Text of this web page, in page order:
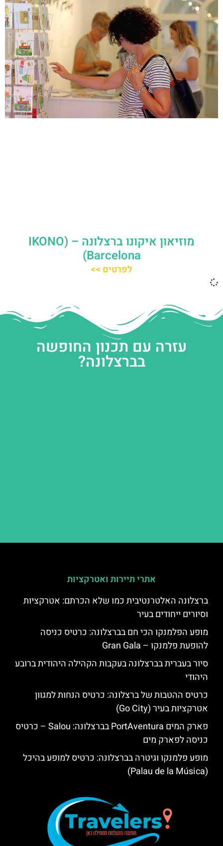
מוזיאון איקונו ברצלונה – (IKONO
Barcelona)
לפרטים >>
עזרה עם תכנון החופשה
בברצלונה?
אתרי תיירות ואטרקציות
ברצלונה האלטרנטיבית כמו שלא הכרתם: אטרקציות
וסיורים ייחודים בעיר
מופע הפלמנקו הכי חם בברצלונה: כרטיס כניסה
להופעת פלמנקו – Gran Gala
סיור בעברית בברצלונה בעקבות הקהילה היהודית ברובע
היהודי
כרטיס ההטבות של ברצלונה: כרטיס הנחות למגוון
אטרקציות בעיר (Go City)
פארק המים PortAventura בברצלונה: Salou – כרטיס
כניסה לפארק מים
מופע פלמנקו וגיטרה בברצלונה: כרטיס למופע בהיכל
(Palau de la Música)